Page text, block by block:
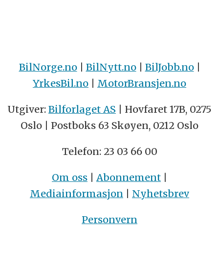
BilNorge.no| BilNytt.no| BilJobb.no|
YrkesBil.no | MotorBransjen.no
Utgiver: Bilforlaget AS | Hovfaret 17B, 0275
Oslo | Postboks 63 Skøyen, 0212 Oslo
Telefon: 23 03 66 00
Om oss | Abonnement |
Mediainformasjon | Nyhetsbrev
Personvern